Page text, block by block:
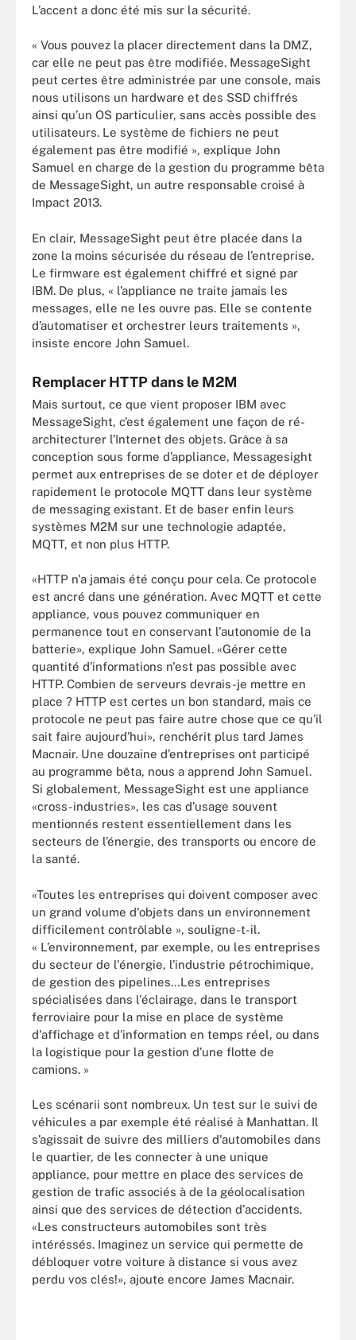
L’accent a donc été mis sur la sécurité.
« Vous pouvez la placer directement dans la DMZ,
car elle ne peut pas être modifiée. MessageSight
peut certes être administrée par une console, mais
nous utilisons un hardware et des SSD chiffrés
ainsi qu’un OS particulier, sans accès possible des
utilisateurs. Le système de fichiers ne peut
également pas être modifié », explique John
Samuel en charge de la gestion du programme bêta
de MessageSight, un autre responsable croisé à
Impact 2013.
En clair, MessageSight peut être placée dans la
zone la moins sécurisée du réseau de l’entreprise.
Le firmware est également chiffré et signé par
IBM. De plus, « l’appliance ne traite jamais les
messages, elle ne les ouvre pas. Elle se contente
d’automatiser et orchestrer leurs traitements »,
insiste encore John Samuel.
Remplacer HTTP dans le M2M
Mais surtout, ce que vient proposer IBM avec
MessageSight, c’est également une façon de ré-
architecturer l’Internet des objets. Grâce à sa
conception sous forme d’appliance, Messagesight
permet aux entreprises de se doter et de déployer
rapidement le protocole MQTT dans leur système
de messaging existant. Et de baser enfin leurs
systèmes M2M sur une technologie adaptée,
MQTT, et non plus HTTP.
«HTTP n'a jamais été conçu pour cela. Ce protocole
est ancré dans une génération. Avec MQTT et cette
appliance, vous pouvez communiquer en
permanence tout en conservant l'autonomie de la
batterie», explique John Samuel. «Gérer cette
quantité d'informations n'est pas possible avec
HTTP. Combien de serveurs devrais-je mettre en
place ? HTTP est certes un bon standard, mais ce
protocole ne peut pas faire autre chose que ce qu'il
sait faire aujourd'hui», renchérit plus tard James
Macnair. Une douzaine d’entreprises ont participé
au programme bêta, nous a apprend John Samuel.
Si globalement, MessageSight est une appliance
«cross-industries», les cas d’usage souvent
mentionnés restent essentiellement dans les
secteurs de l’énergie, des transports ou encore de
la santé.
«Toutes les entreprises qui doivent composer avec
un grand volume d'objets dans un environnement
difficilement contrôlable », souligne-t-il.
« L’environnement, par exemple, ou les entreprises
du secteur de l'énergie, l'industrie pétrochimique,
de gestion des pipelines…Les entreprises
spécialisées dans l'éclairage, dans le transport
ferroviaire pour la mise en place de système
d'affichage et d'information en temps réel, ou dans
la logistique pour la gestion d’une flotte de
camions. »
Les scénarii sont nombreux. Un test sur le suivi de
véhicules a par exemple été réalisé à Manhattan. Il
s’agissait de suivre des milliers d'automobiles dans
le quartier, de les connecter à une unique
appliance, pour mettre en place des services de
gestion de trafic associés à de la géolocalisation
ainsi que des services de détection d'accidents.
«Les constructeurs automobiles sont très
intéréssés. Imaginez un service qui permette de
débloquer votre voiture à distance si vous avez
perdu vos clés!», ajoute encore James Macnair.